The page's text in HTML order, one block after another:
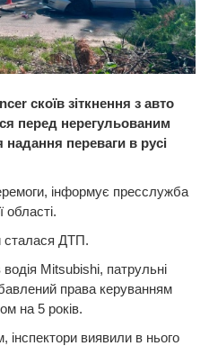
скоїв зіткнення з авто
перед нерегульованим
переваги в русі
інформує пресслужба
області.
сталася ДТП.
Mitsubishi, патрульні
права керуванням
на 5 років.
інспектори виявили в нього